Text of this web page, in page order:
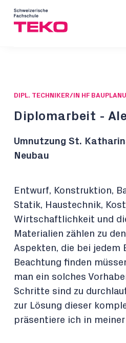
DIPL. TECHNIKER/IN HF
Diplomarbeit -
Umnutzung St.
Neubau
Entwurf, Konstruktion,
Statik, Haustechnik,
Wirtschaftlichkeit und
Materialien zählen zu
Aspekten, die bei jedem
Beachtung finden
man ein solches
Schritte sind zu
zur Lösung dieser
präsentiere ich in